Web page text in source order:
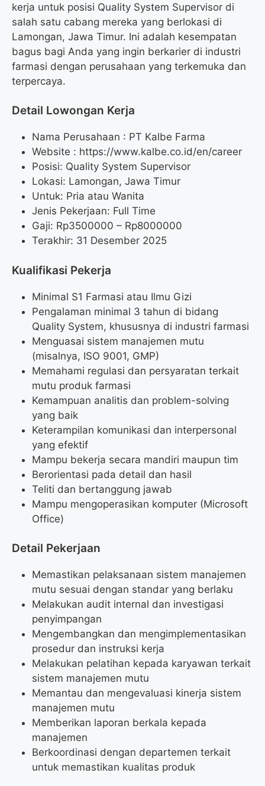
kerja untuk posisi Quality System Supervisor di
salah satu cabang mereka yang berlokasi di
Lamongan, Jawa Timur. Ini adalah kesempatan
bagus bagi Anda yang ingin berkarier di industri
farmasi dengan perusahaan yang terkemuka dan
terpercaya.
Detail Lowongan Kerja
Nama Perusahaan : PT Kalbe Farma
Website : https://www.kalbe.co.id/en/career
Posisi: Quality System Supervisor
Lokasi: Lamongan, Jawa Timur
Untuk: Pria atau Wanita
Jenis Pekerjaan: Full Time
Gaji: Rp3500000 – Rp8000000
Terakhir: 31 Desember 2025
Kualifikasi Pekerja
Minimal S1 Farmasi atau Ilmu Gizi
Pengalaman minimal 3 tahun di bidang
Quality System, khususnya di industri farmasi
Menguasai sistem manajemen mutu
(misalnya, ISO 9001, GMP)
Memahami regulasi dan persyaratan terkait
mutu produk farmasi
Kemampuan analitis dan problem-solving
yang baik
Keterampilan komunikasi dan interpersonal
yang efektif
Mampu bekerja secara mandiri maupun tim
Berorientasi pada detail dan hasil
Teliti dan bertanggung jawab
Mampu mengoperasikan komputer (Microsoft
Office)
Detail Pekerjaan
Memastikan pelaksanaan sistem manajemen
mutu sesuai dengan standar yang berlaku
Melakukan audit internal dan investigasi
penyimpangan
Mengembangkan dan mengimplementasikan
prosedur dan instruksi kerja
Melakukan pelatihan kepada karyawan terkait
sistem manajemen mutu
Memantau dan mengevaluasi kinerja sistem
manajemen mutu
Memberikan laporan berkala kepada
manajemen
Berkoordinasi dengan departemen terkait
untuk memastikan kualitas produk